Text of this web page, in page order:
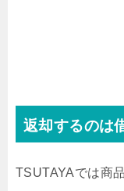
返却するのは
TSUTAYAでは商